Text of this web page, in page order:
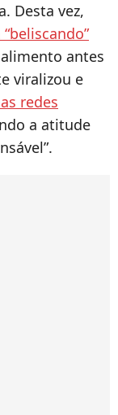
Desta vez,
antes
viralizou e
redes
a atitude